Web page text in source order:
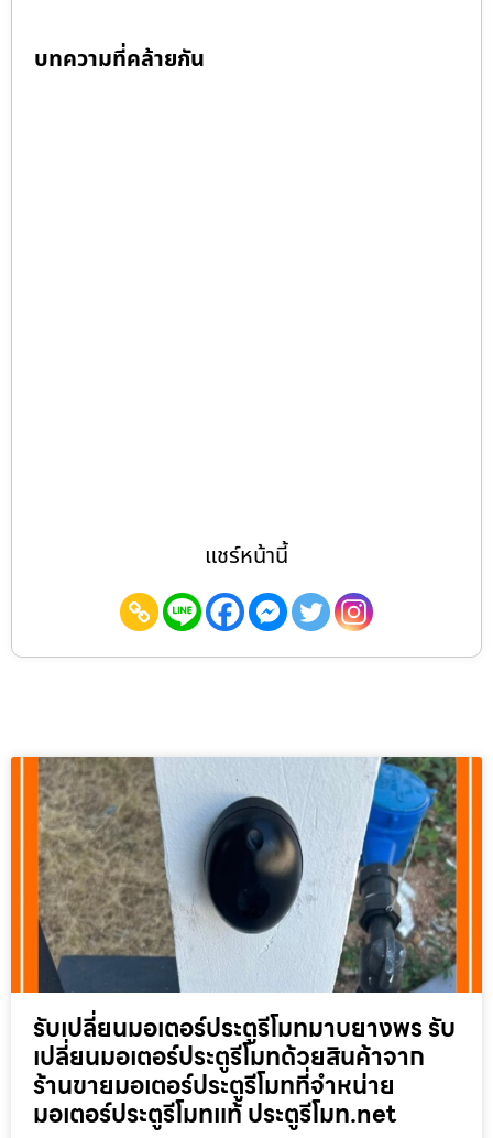
บทความที่คล้ายกัน
แชร์หน้านี้
รับเปลี่ยนมอเตอร์ประตูรีโมทมาบยางพร รับ
เปลี่ยนมอเตอร์ประตูรีโมทด้วยสินค้าจาก
ร้านขายมอเตอร์ประตูรีโมทที่จำหน่าย
มอเตอร์ประตูรีโมทแท้ ประตูรีโมท.net